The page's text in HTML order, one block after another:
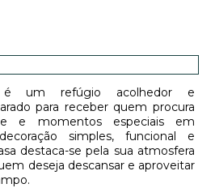
um refúgio acolhedor e
para receber quem procura
e momentos especiais em
simples, funcional e
destaca-se pela sua atmosfera
deseja descansar e aproveitar